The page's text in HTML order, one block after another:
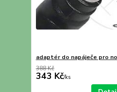
adaptér do napáječe pro
388 Kč
343 Kč/ks